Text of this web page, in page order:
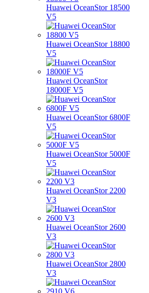
Huawei OceanStor 18500
V5
Huawei OceanStor 18800
V5
Huawei OceanStor
18000F V5
Huawei OceanStor 6800F
V5
Huawei OceanStor 5000F
V5
Huawei OceanStor 2200
V3
Huawei OceanStor 2600
V3
Huawei OceanStor 2800
V3